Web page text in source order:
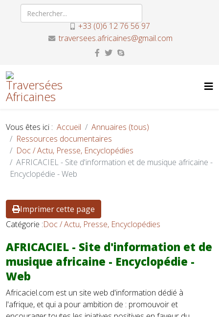
+33 (0)6 12 76 56 97
traversees.africaines@gmail.com
Vous êtes ici : Accueil
Annuaires (tous)
Ressources documentaires
Doc / Actu, Presse, Encyclopédies
AFRICACIEL - Site d'information et de musique africaine -
Encyclopédie - Web
Imprimer cette page
Catégorie :Doc / Actu, Presse, Encyclopédies
AFRICACIEL - Site d'information et de
musique africaine - Encyclopédie -
Web
Africaciel.com est un site web d'information dédié à
l'afrique, et qui a pour ambition de : promouvoir et